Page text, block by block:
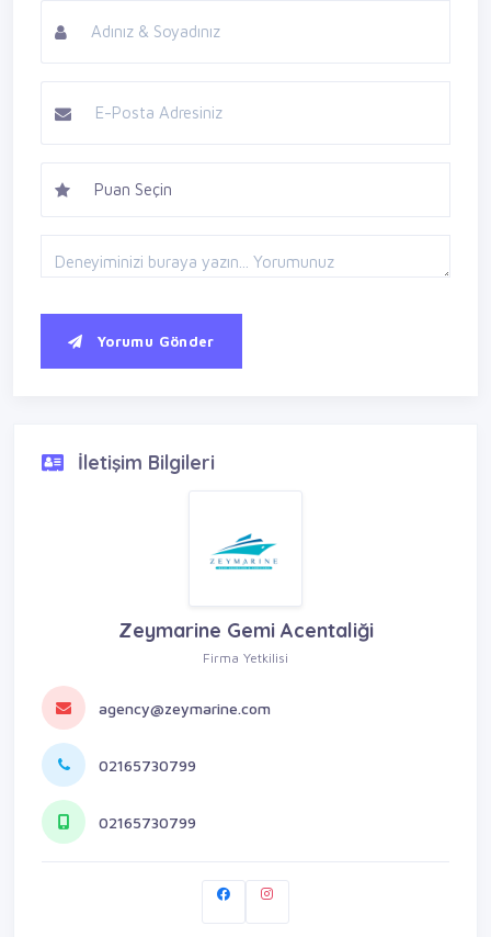
Yorumu Gönder
İletişim Bilgileri
Zeymarine Gemi Acentaliği
Firma Yetkilisi
agency@zeymarine.com
02165730799
02165730799